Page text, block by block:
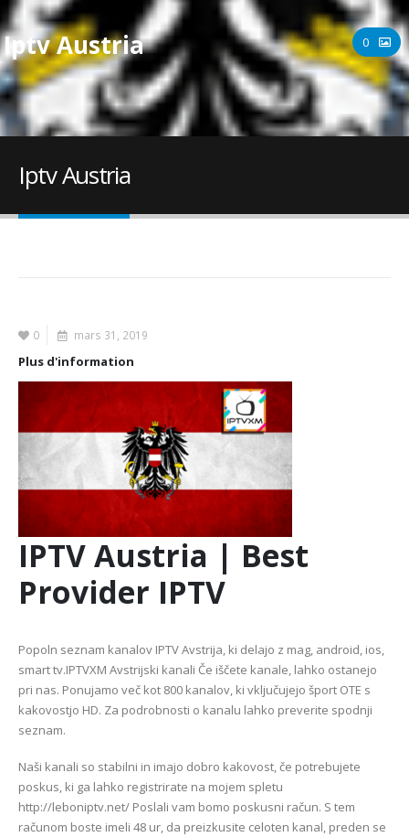
Iptv Austria 0
Iptv Austria
0 mars 31, 2019
Plus d'information
IPTV Austria | Best
Provider IPTV
Popoln seznam kanalov IPTV Avstrija, ki delajo z mag, android, ios,
smart tv.IPTVXM Avstrijski kanali Če iščete kanale, lahko ostanejo
pri nas. Ponujamo več kot 800 kanalov, ki vključujejo šport OTE s
kakovostjo HD. Za podrobnosti o kanalu lahko preverite spodnji
seznam.
Naši kanali so stabilni in imajo dobro kakovost, če potrebujete
poskus, ki ga lahko registrirate na mojem spletu
http://leboniptv.net/ Poslali vam bomo poskusni račun. S tem
računom boste imeli 48 ur, da preizkusite celoten kanal, preden se